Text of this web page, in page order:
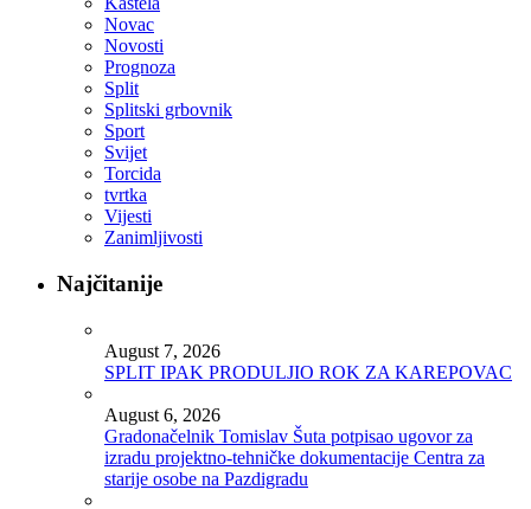
Novac
Novosti
Prognoza
Split
Splitski grbovnik
Sport
Svijet
Torcida
tvrtka
Vijesti
Zanimljivosti
Najčitanije
August 7, 2026
SPLIT IPAK PRODULJIO ROK ZA KAREPOVAC
August 6, 2026
Gradonačelnik Tomislav Šuta potpisao ugovor za
izradu projektno-tehničke dokumentacije Centra za
starije osobe na Pazdigradu